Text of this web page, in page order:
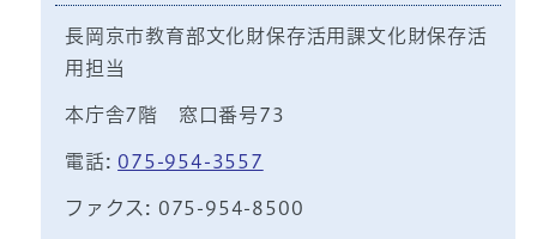
長岡京市教育部文化財保存活用課文化財保存活
用担当
本庁舎7階 窓口番号73
電話: 075-954-3557
ファクス: 075-954-8500